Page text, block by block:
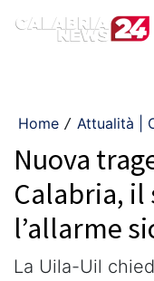
Home / Attualità |
Nuova
Calabria,
l’allarme
La Uila-Uil